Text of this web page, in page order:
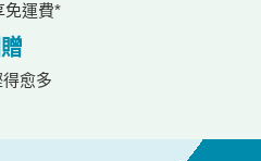
免運費*
愈多